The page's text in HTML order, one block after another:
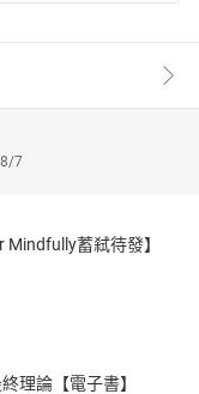
7
蓄弒待發】
理論【電子書】